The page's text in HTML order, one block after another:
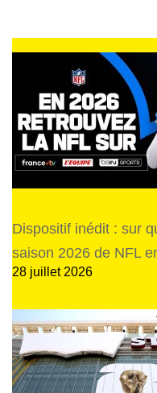
Dispositif inédit : sur
saison 2026 de NFL
28 juillet 2026